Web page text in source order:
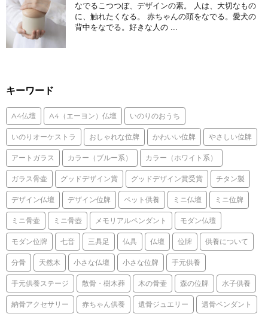
なでるこつつぼ、デザインの素。 人は、大切なもの
に、触れたくなる。 赤ちゃんの頭をなでる。愛犬の
背中をなでる。好きな人の ...
キーワード
A4仏壇 A4（エーヨン）仏壇 いのりのおうち
いのりオーケストラ おしゃれな位牌 かわいい位牌 やさしい位牌
アートガラス カラー（ブルー系） カラー（ホワイト系）
ガラス骨壷 グッドデザイン賞 グッドデザイン賞受賞 チタン製
デザイン仏壇 デザイン位牌 ペット供養 ミニ仏壇 ミニ位牌
ミニ骨壷 ミニ骨壺 メモリアルペンダント モダン仏壇
モダン位牌 七音 三具足 仏具 仏壇 位牌 供養について
分骨 天然木 小さな仏壇 小さな位牌 手元供養
手元供養ステージ 散骨・樹木葬 木の骨壷 森の位牌 水子供養
納骨アクセサリー 赤ちゃん供養 遺骨ジュエリー 遺骨ペンダント